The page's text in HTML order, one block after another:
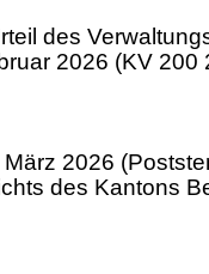
des
2026 (KV
2026
des Kantons